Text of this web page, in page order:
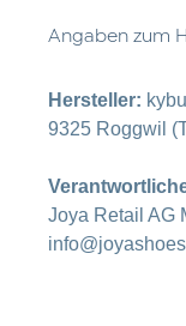
Angaben zum
Hersteller:
9325 Roggwil
Joya Retail AG